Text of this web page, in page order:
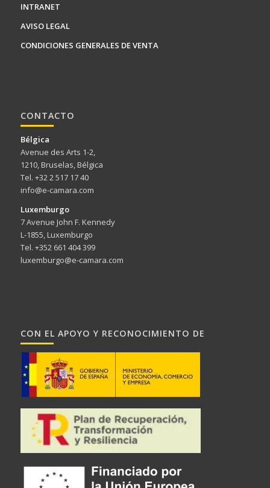
INTRANET
AVISO LEGAL
CONDICIONES GENERALES DE VENTA
CONTACTO
Bélgica
Avenue des Arts 1-2,
1210, Bruselas, Bélgica
Tel. +32 2 517 17 40
info@e-camara.com
Luxemburgo
7 Avenue John F. Kennedy
L-1855, Luxemburgo
Tel. +352 661 404 399
luxemburgo@e-camara.com
CON EL APOYO Y RECONOCIMIENTO DE